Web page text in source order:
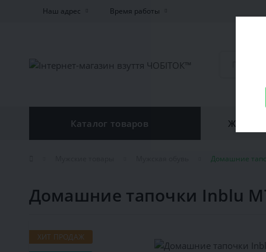
Наш адрес Время работы
Каталог товаров
Домашние
Домашние тапочки Inblu
ХИТ ПРОДАЖ